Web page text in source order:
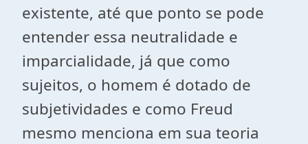
existente, até que ponto se pode
entender essa neutralidade e
imparcialidade, já que como
sujeitos, o homem é dotado de
subjetividades e como Freud
mesmo menciona em sua teoria